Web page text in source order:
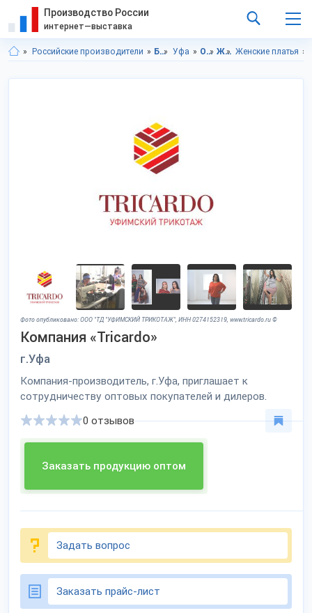
Производство России
интернет—выставка
Российские производители Башкортостан респ. Уфа Одежда Женская одежда и аксессуары Женские платья
Фото опубликовано: ООО "ТД "УФИМСКИЙ ТРИКОТАЖ", ИНН 0274152319, www.tricardo.ru ©
Компания «Tricardo»
г.Уфа
Компания-производитель, г.Уфа, приглашает к
сотрудничеству оптовых покупателей и дилеров.
Заказать продукцию оптом
0 отзывов
Задать вопрос
Заказать прайс-лист